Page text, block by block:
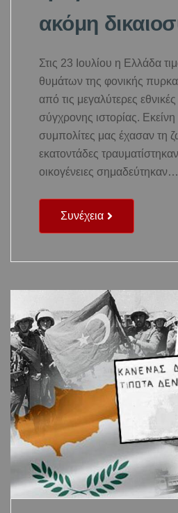
ακόμη
Στις 23 Ιουλίου η Ελλάδα
θυμάτων της φονικής
από τις μεγαλύτερες
σύγχρονης ιστορίας.
συμπολίτες μας έχασαν τη
εκατοντάδες
οικογένειες σημαδεύτηκαν…
Συνέχεια